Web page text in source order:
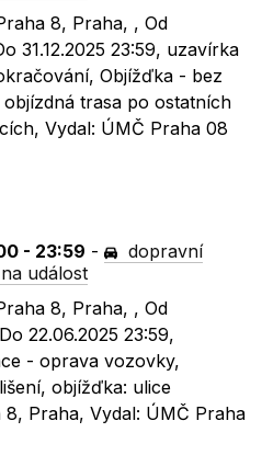
8, Praha, , Od
31.12.2025 23:59, uzavírka
Objížďka - bez
trasa po ostatních
Vydal: ÚMČ Praha 08
- 23:59 -
dopravní
událost
8, Praha, , Od
22.06.2025 23:59,
- oprava vozovky,
objížďka: ulice
Praha, Vydal: ÚMČ Praha